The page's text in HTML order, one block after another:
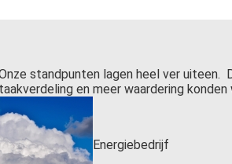
standpunten lagen heel ver uiteen.
taakverdeling en meer waardering konden
Energiebedrijf